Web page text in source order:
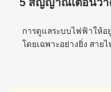
การดูแลระบบไฟฟ้าให้
โดยเฉพาะอย่างยิ่ง สาย